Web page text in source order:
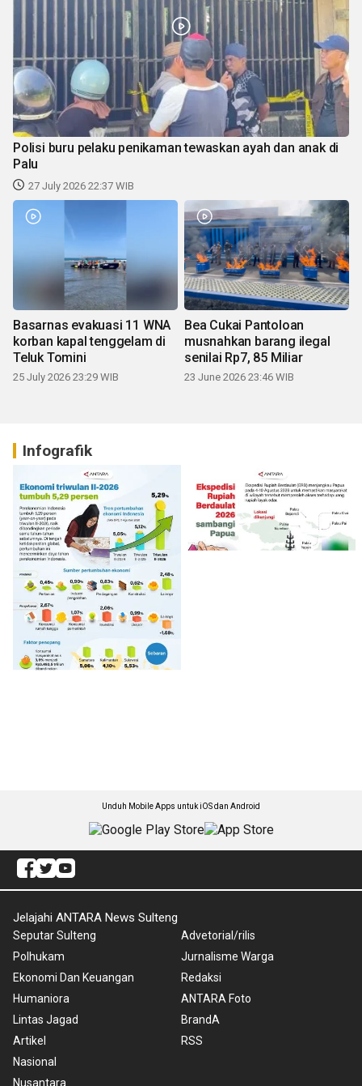
Polisi buru pelaku penikaman tewaskan ayah dan anak di
Palu
27 July 2026 22:37 WIB
Basarnas evakuasi 11 WNA
korban kapal tenggelam di
Teluk Tomini
25 July 2026 23:29 WIB
Bea Cukai Pantoloan
musnahkan barang ilegal
senilai Rp7, 85 Miliar
23 June 2026 23:46 WIB
Infografik
Unduh Mobile Apps untuk iOS dan Android
Jelajahi ANTARA News Sulteng
Seputar Sulteng
Polhukam
Ekonomi Dan Keuangan
Humaniora
Lintas Jagad
Artikel
Nasional
Nusantara
Advetorial/rilis
Jurnalisme Warga
Redaksi
ANTARA Foto
BrandA
RSS